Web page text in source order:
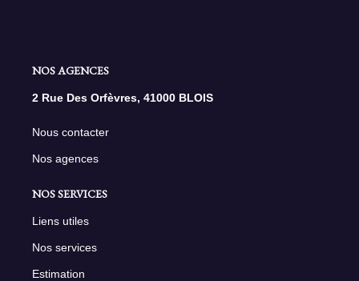
NOS AGENCES
2 Rue Des Orfèvres, 41000 BLOIS
Nous contacter
Nos agences
NOS SERVICES
Liens utiles
Nos services
Estimation